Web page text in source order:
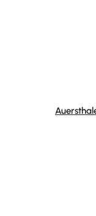
Durchschnittliche